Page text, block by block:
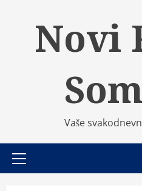
Novi
Vaše
Primary